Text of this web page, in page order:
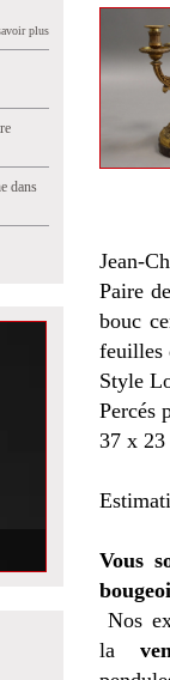
plus
dans
Jean-
Paire
bouc
feuilles
Style
Percés
37 x
Vous
Nos
la